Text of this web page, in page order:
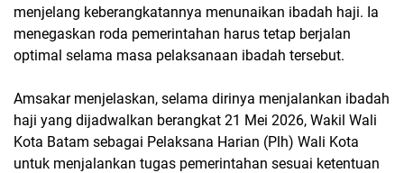
menjelang keberangkatannya menunaikan ibadah haji. Ia
menegaskan roda pemerintahan harus tetap berjalan
optimal selama masa pelaksanaan ibadah tersebut.
Amsakar menjelaskan, selama dirinya menjalankan ibadah
haji yang dijadwalkan berangkat 21 Mei 2026, Wakil Wali
Kota Batam sebagai Pelaksana Harian (Plh) Wali Kota
untuk menjalankan tugas pemerintahan sesuai ketentuan